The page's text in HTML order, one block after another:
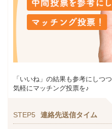
「いいね」の結果も参考にしつつ
気軽にマッチング投票を♪
STEP5 連絡先送信タイム